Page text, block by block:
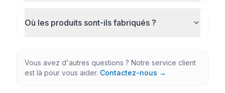
Où les produits sont-ils fabriqués ?
Vous avez d'autres questions ? Notre service client
est là pour vous aider. Contactez-nous →